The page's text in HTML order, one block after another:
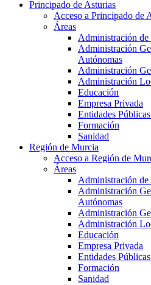
Principado de Asturias
Acceso a Principado de
Áreas
Administración de
Administración
Autónomas
Administración
Administración
Educación
Empresa Privada
Entidades
Formación
Sanidad
Región de Murcia
Acceso a Región de
Áreas
Administración de
Administración
Autónomas
Administración
Administración
Educación
Empresa Privada
Entidades
Formación
Sanidad